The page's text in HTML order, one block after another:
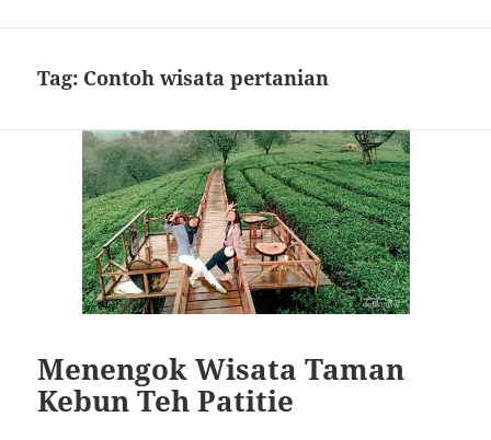
Tag: Contoh wisata pertanian
Menengok Wisata Taman
Kebun Teh Patitie